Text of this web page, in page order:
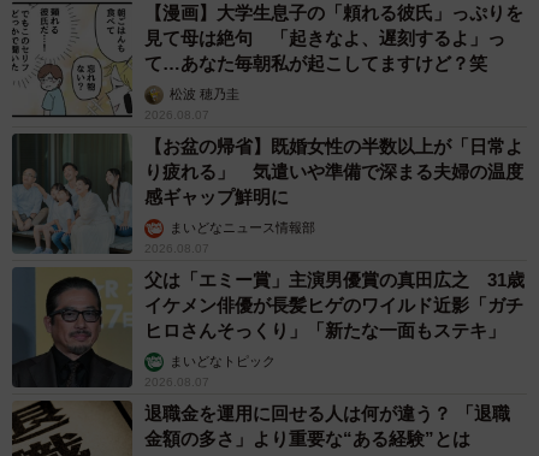
【漫画】大学生息子の「頼れる彼氏」っぷりを
見て母は絶句 「起きなよ、遅刻するよ」っ
て…あなた毎朝私が起こしてますけど？笑
松波 穂乃圭
2026.08.07
【お盆の帰省】既婚女性の半数以上が「日常よ
り疲れる」 気遣いや準備で深まる夫婦の温度
感ギャップ鮮明に
まいどなニュース情報部
2026.08.07
父は「エミー賞」主演男優賞の真田広之 31歳
イケメン俳優が長髪ヒゲのワイルド近影「ガチ
ヒロさんそっくり」「新たな一面もステキ」
まいどなトピック
2026.08.07
退職金を運用に回せる人は何が違う？ 「退職
金額の多さ」より重要な“ある経験”とは